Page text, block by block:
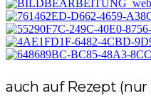
auch auf Rezept (nur